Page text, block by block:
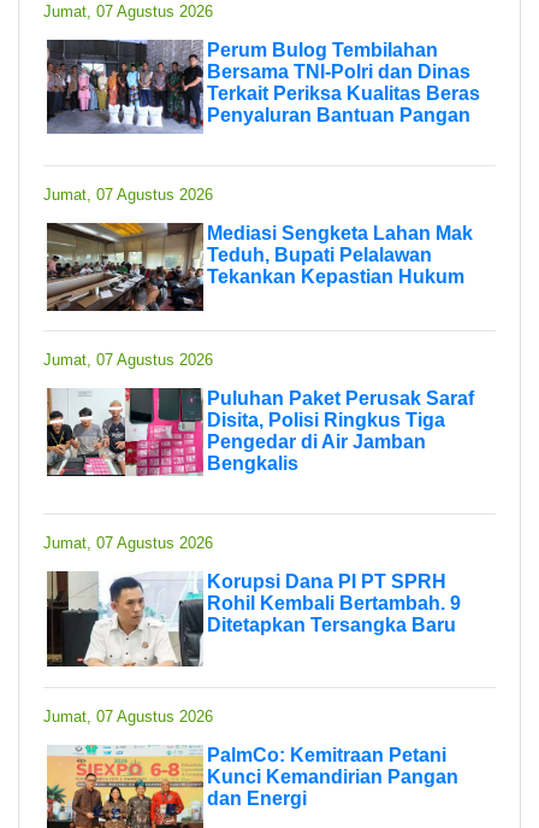
Jumat, 07 Agustus 2026
Perum Bulog Tembilahan
Bersama TNI-Polri dan Dinas
Terkait Periksa Kualitas Beras
Penyaluran Bantuan Pangan
Jumat, 07 Agustus 2026
Mediasi Sengketa Lahan Mak
Teduh, Bupati Pelalawan
Tekankan Kepastian Hukum
Jumat, 07 Agustus 2026
Puluhan Paket Perusak Saraf
Disita, Polisi Ringkus Tiga
Pengedar di Air Jamban
Bengkalis
Jumat, 07 Agustus 2026
Korupsi Dana PI PT SPRH
Rohil Kembali Bertambah. 9
Ditetapkan Tersangka Baru
Jumat, 07 Agustus 2026
PalmCo: Kemitraan Petani
Kunci Kemandirian Pangan
dan Energi